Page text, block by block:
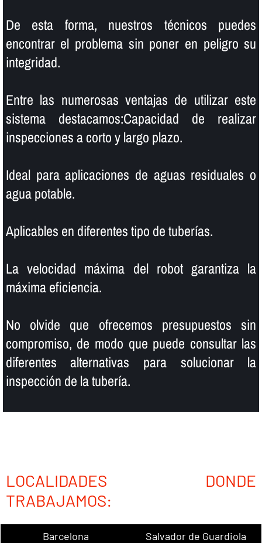
De esta forma, nuestros técnicos puedes
encontrar el problema sin poner en peligro su
integridad.
Entre las numerosas ventajas de utilizar este
sistema destacamos:Capacidad de realizar
inspecciones a corto y largo plazo.
Ideal para aplicaciones de aguas residuales o
agua potable.
Aplicables en diferentes tipo de tuberí­as.
La velocidad máxima del robot garantiza la
máxima eficiencia.
No olvide que ofrecemos presupuestos sin
compromiso, de modo que puede consultar las
diferentes alternativas para solucionar la
inspección de la tuberí­a.
LOCALIDADES DONDE
TRABAJAMOS:
Barcelona
Salvador de Guardiola